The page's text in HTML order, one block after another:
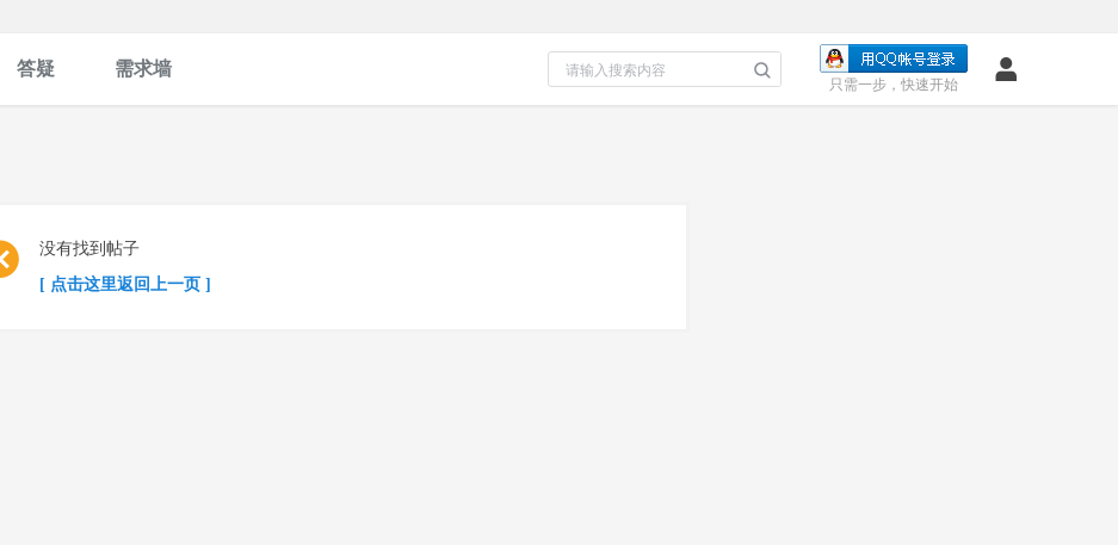
只需一步，快速开始
答疑 需求墙
没有找到帖子
[ 点击这里返回上一页 ]